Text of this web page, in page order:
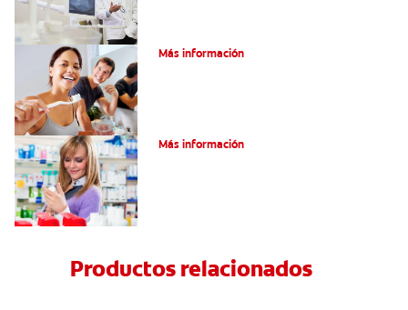
Más información
Más información
Productos relacionados